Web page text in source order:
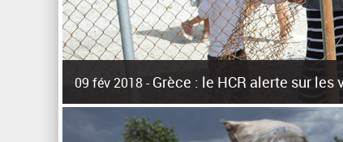
09 fév 2018 - Grèce : le HCR alerte sur
La surpopulation des centres d'accueil de réfugiés
Unies pour